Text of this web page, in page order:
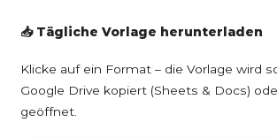
📥 Tägliche Vorlage herunterladen
Klicke auf ein Format – die Vorlage wird
Google Drive kopiert (Sheets & Docs)
geöffnet.